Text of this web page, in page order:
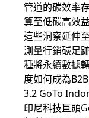
管道的碳效率
算至低碳高效
這些洞察延伸
測量行銷碳足
種將永續數據
度如何成為
3.2 GoTo
印尼科技巨頭